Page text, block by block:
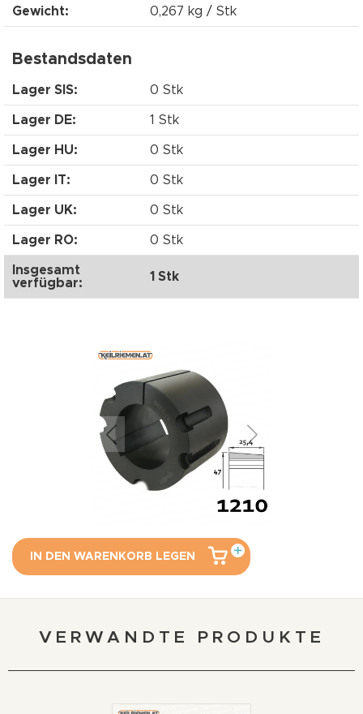
Gewicht: 0,267 kg / Stk
Bestandsdaten
Lager SIS: 0 Stk
Lager DE: 1 Stk
Lager HU: 0 Stk
Lager IT: 0 Stk
Lager UK: 0 Stk
Lager RO: 0 Stk
Insgesamt
verfügbar:
1 Stk
IN DEN WARENKORB LEGEN
VERWANDTE PRODUKTE